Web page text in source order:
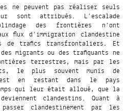
ne peuvent pas réaliser seuls
attribués. L’escalade
des frontières n’ont
flux d’immigration clandestine
de trafics transfrontaliers. Et
migrants ou des trafiquants ne
terrestres, mais par les
le plus souvent munis de
en restant dans le pays
qui leur était alloué, que la
clandestins. Quant à
clandestinement par les